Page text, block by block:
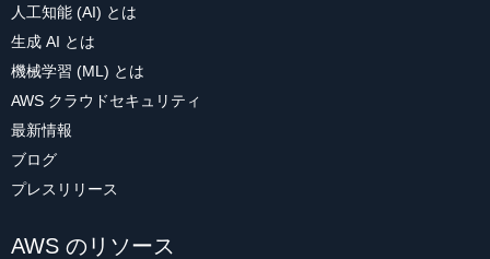
人工知能 (AI) とは
生成 AI とは
機械学習 (ML) とは
AWS クラウドセキュリティ
最新情報
ブログ
プレスリリース
AWS のリソース